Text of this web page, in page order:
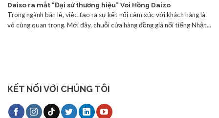
Daiso ra mắt “Đại sứ thương hiệu” Voi Hồng Daizo
Trong ngành bán lẻ, việc tạo ra sự kết nối cảm xúc với khách hàng là
vô cùng quan trọng. Mới đây, chuỗi cửa hàng đồng giá nổi tiếng Nhật...
KẾT NỐI VỚI CHÚNG TÔI